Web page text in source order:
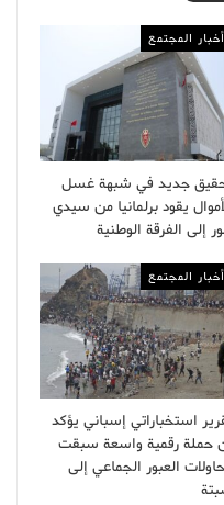
أخبار المجتمع
جديد في شبهة غسل
يقود برلمانيا من سيدي
إلى الفرقة الوطنية
أخبار المجتمع
استخباراتي إسباني يؤكد
حملة رقمية واسعة سبقت
العبور الجماعي إلى